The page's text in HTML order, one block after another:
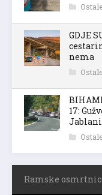
GDJE
nema
17:
Ramske